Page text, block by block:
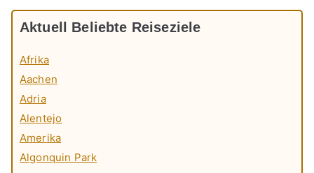
Aktuell Beliebte Reiseziele
Afrika
Aachen
Adria
Alentejo
Amerika
Algonquin Park